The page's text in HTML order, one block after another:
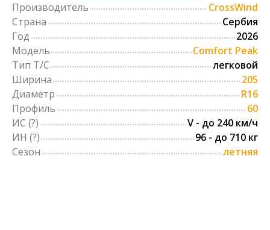
Производитель
CrossWind
Страна
Сербия
Год
2026
Модель
Comfort Peak
Тип Т/С
легковой
Ширина
205
Диаметр
R16
Профиль
60
ИС (?)
V - до 240 км/ч
ИН (?)
96 - до 710 кг
Сезон
летняя